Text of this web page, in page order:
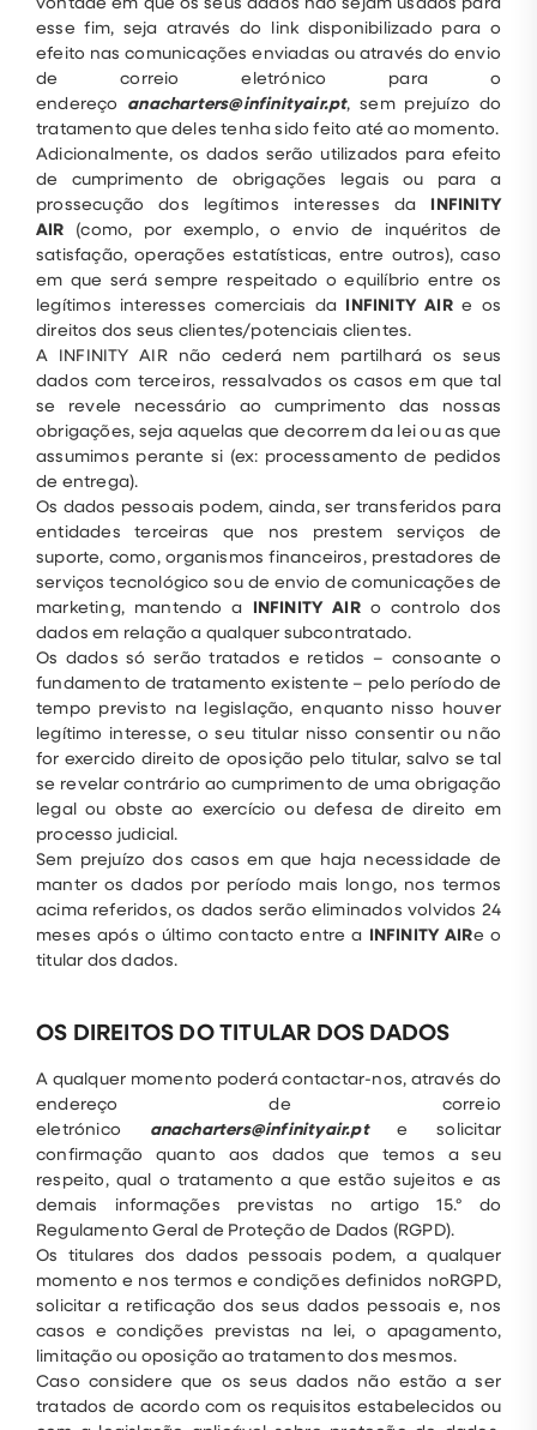
esse fim, seja através do link disponibilizado para o
efeito nas comunicações enviadas ou através do envio
de correio eletrónico para o
endereço anacharters@infinityair.pt, sem prejuízo do
tratamento que deles tenha sido feito até ao momento.
Adicionalmente, os dados serão utilizados para efeito
de cumprimento de obrigações legais ou para a
prossecução dos legítimos interesses da INFINITY
AIR (como, por exemplo, o envio de inquéritos de
satisfação, operações estatísticas, entre outros), caso
em que será sempre respeitado o equilíbrio entre os
legítimos interesses comerciais da INFINITY AIRe os
direitos dos seus clientes/potenciais clientes.
A INFINITY AIR não cederá nem partilhará os seus
dados com terceiros, ressalvados os casos em que tal
se revele necessário ao cumprimento das nossas
obrigações, seja aquelas que decorrem da lei ou as que
assumimos perante si (ex: processamento de pedidos
de entrega).
Os dados pessoais podem, ainda, ser transferidos para
entidades terceiras que nos prestem serviços de
suporte, como, organismos financeiros, prestadores de
serviços tecnológico sou de envio de comunicações de
marketing, mantendo a INFINITY AIRo controlo dos
dados em relação a qualquer subcontratado.
Os dados só serão tratados e retidos – consoante o
fundamento de tratamento existente – pelo período de
tempo previsto na legislação, enquanto nisso houver
legítimo interesse, o seu titular nisso consentir ou não
for exercido direito de oposição pelo titular, salvo se tal
se revelar contrário ao cumprimento de uma obrigação
legal ou obste ao exercício ou defesa de direito em
processo judicial.
Sem prejuízo dos casos em que haja necessidade de
manter os dados por período mais longo, nos termos
acima referidos, os dados serão eliminados volvidos 24
meses após o último contacto entre a INFINITY AIRe o
titular dos dados.
OS DIREITOS DO TITULAR DOS DADOS
A qualquer momento poderá contactar-nos, através do
endereço de correio
eletrónico anacharters@infinityair.pte solicitar
confirmação quanto aos dados que temos a seu
respeito, qual o tratamento a que estão sujeitos e as
demais informações previstas no artigo 15.º do
Regulamento Geral de Proteção de Dados (RGPD).
Os titulares dos dados pessoais podem, a qualquer
momento e nos termos e condições definidos noRGPD,
solicitar a retificação dos seus dados pessoais e, nos
casos e condições previstas na lei, o apagamento,
limitação ou oposição ao tratamento dos mesmos.
Caso considere que os seus dados não estão a ser
tratados de acordo com os requisitos estabelecidos ou